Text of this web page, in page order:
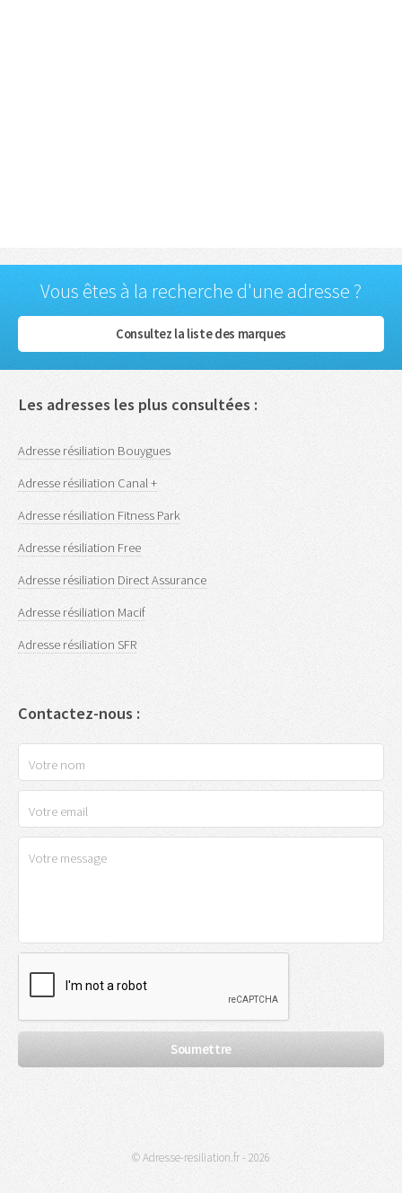
Vous êtes à la recherche d'une adresse ?
Consultez la liste des marques
Les adresses les plus consultées :
Adresse résiliation Bouygues
Adresse résiliation Canal +
Adresse résiliation Fitness Park
Adresse résiliation Free
Adresse résiliation Direct Assurance
Adresse résiliation Macif
Adresse résiliation SFR
Contactez-nous :
© Adresse-resiliation.fr - 2026